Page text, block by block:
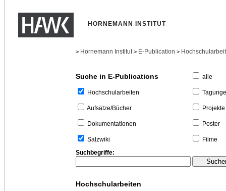
HORNEMANN INSTITUT
> Hornemann Institut > E-Publication >
Suche in E-Publications
Hochschularbeiten
Aufsätze/Bücher
Dokumentationen
Salzwiki
alle
Projekte
Poster
Filme
Suchbegriffe:
Hochschularbeiten